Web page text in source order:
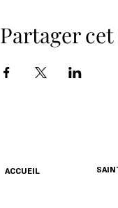
Partager
ACCUEIL